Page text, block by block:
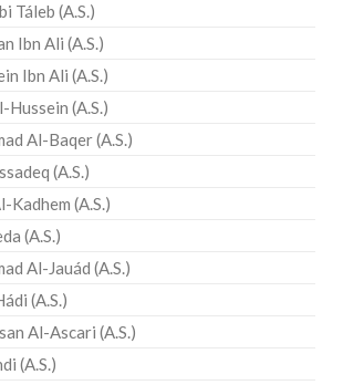
Táleb (A.S.)
Ibn Ali (A.S.)
Ibn Ali (A.S.)
Hussein (A.S.)
Al-Baqer (A.S.)
(A.S.)
Kadhem (A.S.)
(A.S.)
Al-Jauád (A.S.)
(A.S.)
Al-Ascari (A.S.)
(A.S.)